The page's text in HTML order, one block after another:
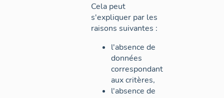
Cela peut
s'expliquer par les
raisons suivantes :
l'absence de
données
correspondant
aux critères,
l'absence de